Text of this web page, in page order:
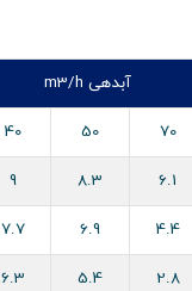
آبدهی m3/h
70
50
40
6.1
8.3
9
4.4
6.9
7.7
2.8
5.4
6.3